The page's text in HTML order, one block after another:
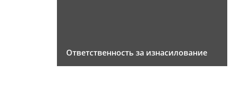
Ответственность за изнасилование